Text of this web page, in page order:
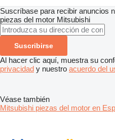
Suscríbase para recibir anuncios
piezas del motor Mitsubishi
Suscribirse
Al hacer clic aquí, muestra su
privacidad y nuestro acuerdo del
Véase también
Mitsubishi piezas del motor en